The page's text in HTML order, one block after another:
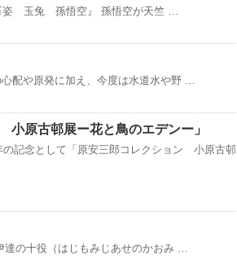
姿 玉兔 孫悟空』 孫悟空が天竺 …
配や原発に加え、今度は水道水や野 …
小原古邨展ー花と鳥のエデンー」
の記念として「原安三郎コレクション 小原古邨
の十役（はじもみじあせのかおみ …